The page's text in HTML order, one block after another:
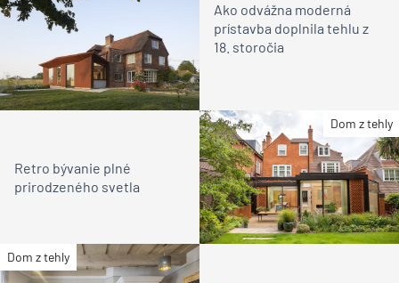
Ako odvážna moderná
prístavba doplnila tehlu z
18. storočia
Dom z tehly
Retro bývanie plné
prirodzeného svetla
Dom z tehly